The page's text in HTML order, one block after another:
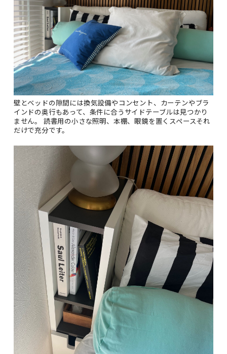
壁とベッドの隙間には換気設備やコンセント、カーテンやブラ
インドの奥行もあって、条件に合うサイドテーブルは見つかり
ません。 読書用の小さな照明、本棚、眼鏡を置くスペースそれ
だけで充分です。